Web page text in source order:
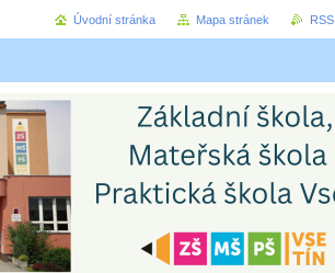
Úvodní stránka Mapa stránek RSS